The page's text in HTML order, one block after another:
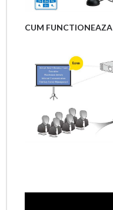
CUM FUNCTIONEAZA